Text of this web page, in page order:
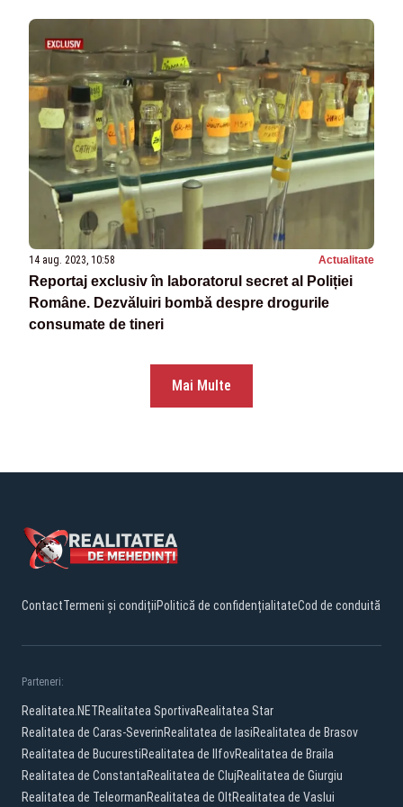
14 aug. 2023, 10:58 Actualitate
Reportaj exclusiv în laboratorul secret al Poliției
Române. Dezvăluiri bombă despre drogurile
consumate de tineri
Mai Multe
ContactTermeni și condițiiPolitică de confidențialitateCod de conduită
Parteneri:
Realitatea.NETRealitatea SportivaRealitatea Star
Realitatea de Caras-SeverinRealitatea de IasiRealitatea de Brasov
Realitatea de BucurestiRealitatea de IlfovRealitatea de Braila
Realitatea de ConstantaRealitatea de ClujRealitatea de Giurgiu
Realitatea de TeleormanRealitatea de OltRealitatea de Vaslui